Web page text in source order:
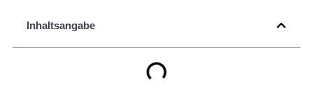
Inhaltsangabe